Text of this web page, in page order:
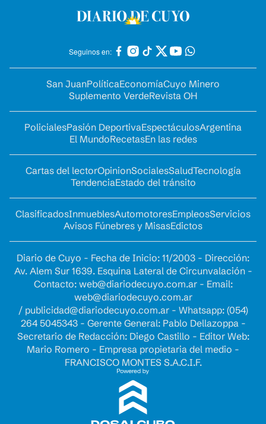
Seguinos en:
San JuanPolíticaEconomíaCuyo Minero
Suplemento VerdeRevista OH
PolicialesPasión DeportivaEspectáculosArgentina
El MundoRecetasEn las redes
Cartas del lectorOpinionSocialesSaludTecnología
TendenciaEstado del tránsito
ClasificadosInmueblesAutomotoresEmpleosServicios
Avisos Fúnebres y MisasEdictos
Diario de Cuyo - Fecha de Inicio: 11/2003 - Dirección:
Av. Alem Sur 1639. Esquina Lateral de Circunvalación -
Contacto: web@diariodecuyo.com.ar- Email:
web@diariodecuyo.com.ar
/ publicidad@diariodecuyo.com.ar- Whatsapp: (054)
264 5045343 - Gerente General: Pablo Dellazoppa -
Secretario de Redacción: Diego Castillo - Editor Web:
Mario Romero - Empresa propietaria del medio -
FRANCISCO MONTES S.A.C.I.F.